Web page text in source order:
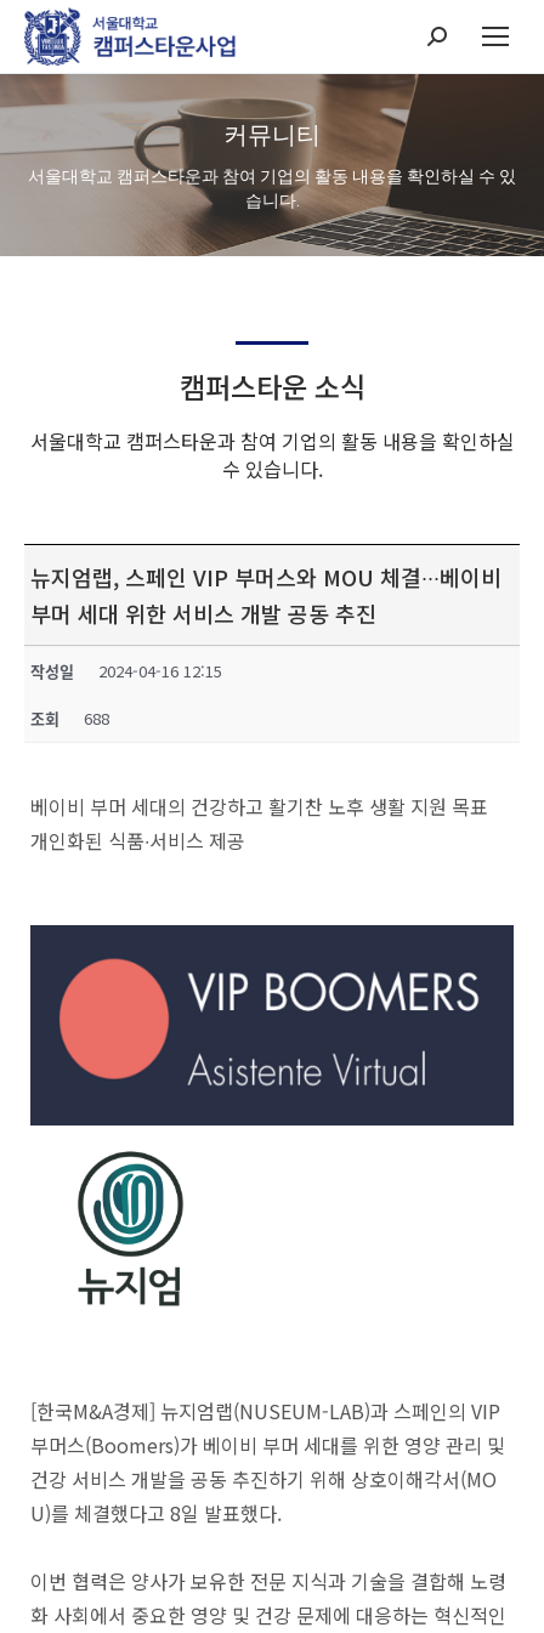
Search:
커뮤니티
서울대학교 캠퍼스타운과 참여 기업의 활동 내용을 확인하실 수 있
습니다.
캠퍼스타운 소식
서울대학교 캠퍼스타운과 참여 기업의 활동 내용을 확인하실
수 있습니다.
뉴지엄랩, 스페인 VIP 부머스와 MOU 체결∙∙∙베이비
부머 세대 위한 서비스 개발 공동 추진
작성일 2024-04-16 12:15
조회 688
베이비 부머 세대의 건강하고 활기찬 노후 생활 지원 목표
개인화된 식품∙서비스 제공
[한국M&A경제] 뉴지엄랩(NUSEUM-LAB)과 스페인의 VIP
부머스(Boomers)가 베이비 부머 세대를 위한 영양 관리 및
건강 서비스 개발을 공동 추진하기 위해 상호이해각서(MO
U)를 체결했다고 8일 발표했다.
이번 협력은 양사가 보유한 전문 지식과 기술을 결합해 노령
화 사회에서 중요한 영양 및 건강 문제에 대응하는 혁신적인